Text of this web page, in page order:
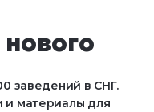
заведений в СНГ.
и материалы для